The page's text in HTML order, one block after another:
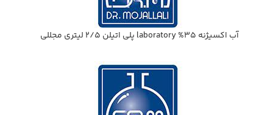
آب اكسيژنه 35% laboratory پلي اتيلن 2/5 ليتري مجللي